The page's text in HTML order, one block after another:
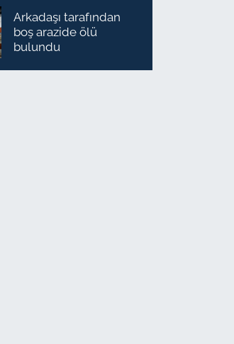
Arkadaşı tarafından
boş arazide ölü
bulundu